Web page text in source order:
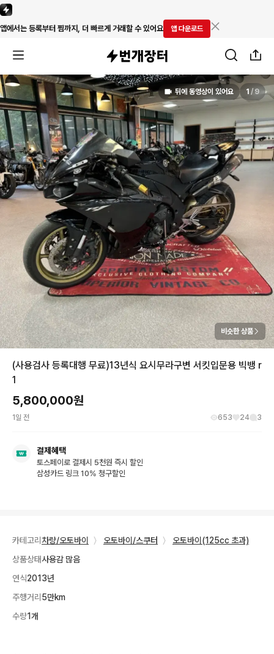
앱에서는 등록부터 찜까지, 더 빠르게 거래할 수 있어요 앱 다운로드
뒤에 동영상이 있어요 1 / 9
비슷한 상품
(사용검사 등록대행 무료)13년식 요시무라구변 서킷입문용 빅뱅 r
1
5,800,000원
1일 전 653 24 3
결제혜택
토스페이로 결제시 5천원 즉시 할인
삼성카드 링크 10% 청구할인
카테고리 차량/오토바이 〉 오토바이/스쿠터 〉
오토바이(125cc 초과)
상품상태사용감 많음
연식2013년
주행거리 5만km
수량1개